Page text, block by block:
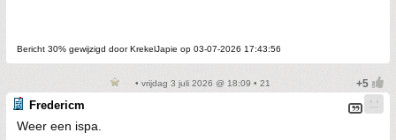
Bericht 30% gewijzigd door KrekelJapie op 03-07-2026 17:43:56
• vrijdag 3 juli 2026 @ 18:09 • 21
Fredericm
Weer een ispa.